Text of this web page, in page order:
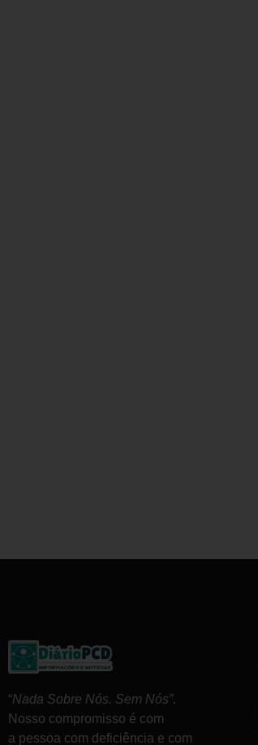
“Nada Sobre Nós. Sem Nós”.
Nosso compromisso é com
a pessoa com deficiência e com